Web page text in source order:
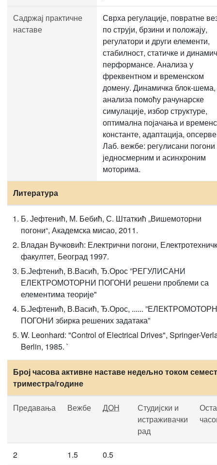
Садржај практичне
наставе
Сврха регулације, повратне
по струји, брзини и положају,
регулатори и други елементи,
стабилност, статичке и
перформансе. Анализа у
фреквентном и временском
домену. Динамичка блок-шема,
анализа помоћу рачунарске
симулације, избор структуре,
оптимална појачања и
константе, адаптација,
Лаб. вежбе: регулисани погони
једносмерним и асинхроним
моторима.
Литература
Б. Јефтенић, М. Бебић, С. Штаткић „Вишемоторни
погони“, Академска мисао, 2011.
Владан Вучковић: Електрични погони,
факултет, Београд 1997.
Б.Јефтенић, В.Васић, Ђ.Орос ”РЕГУЛИСАНИ
ЕЛЕКТРОМОТОРНИ ПОГОНИ решени проблеми са
елементима теорије"
Б.Јефтенић, В.Васић, Ђ.Орос, ......
ПОГОНИ збирка решених задатака”
W. Leonhard: "Control of Electrical Drives", Springer-
Berlin, 1985. `
Број часова активне наставе недељно током
триместра/године
Предавања Вежбе ДОН
Студијски и
истраживачки
рад
2 1.5 0.5